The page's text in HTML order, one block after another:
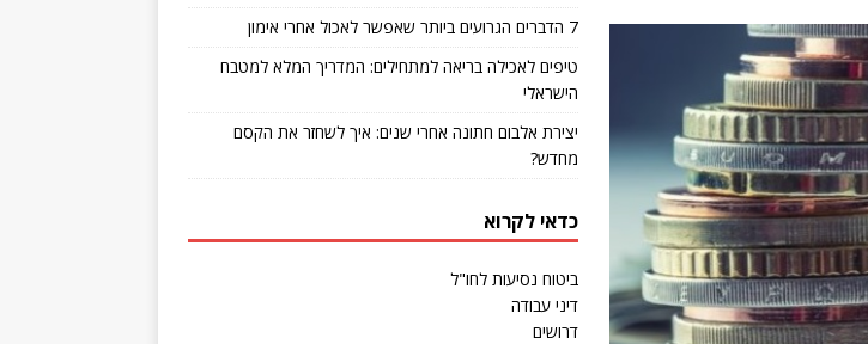
7 הדברים הגרועים ביותר שאפשר לאכול אחרי אימון
טיפים לאכילה בריאה למתחילים: המדריך המלא למטבח
הישראלי
יצירת אלבום חתונה אחרי שנים: איך לשחזר את הקסם
מחדש?
כדאי לקרוא
ביטוח נסיעות לחו"ל
דיני עבודה
דרושים